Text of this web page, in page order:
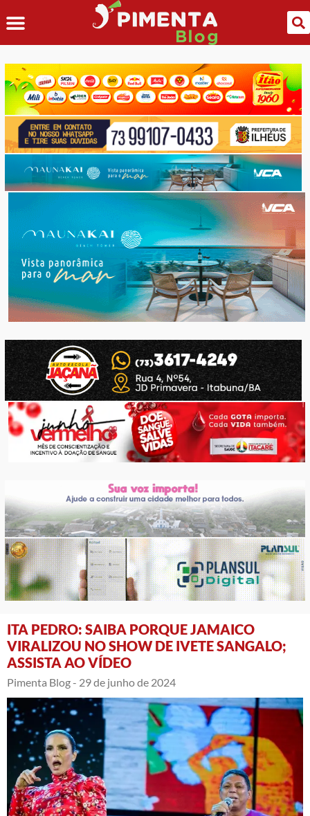
ITA PEDRO: SAIBA PORQUE JAMAICO
VIRALIZOU NO SHOW DE IVETE SANGALO;
ASSISTA AO VÍDEO
Pimenta Blog - 29 de junho de 2024